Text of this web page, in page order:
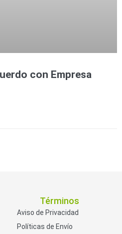
con Empresa
Términos
Aviso de Privacidad
Políticas de Envío